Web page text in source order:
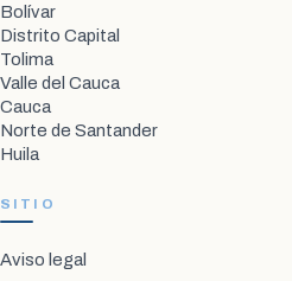
Bolívar
Distrito Capital
Tolima
Valle del Cauca
Cauca
Norte de Santander
Huila
SITIO
Aviso legal